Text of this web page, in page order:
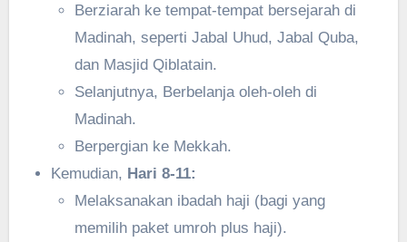
Berziarah ke tempat-tempat bersejarah di
Madinah, seperti Jabal Uhud, Jabal Quba,
dan Masjid Qiblatain.
Selanjutnya, Berbelanja oleh-oleh di
Madinah.
Berpergian ke Mekkah.
Kemudian, Hari 8-11:
Melaksanakan ibadah haji (bagi yang
memilih paket umroh plus haji).